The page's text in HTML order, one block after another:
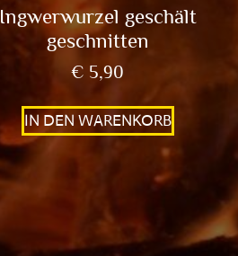
Ingwerwurzel geschält
geschnitten
€ 5,90
IN DEN WARENKORB